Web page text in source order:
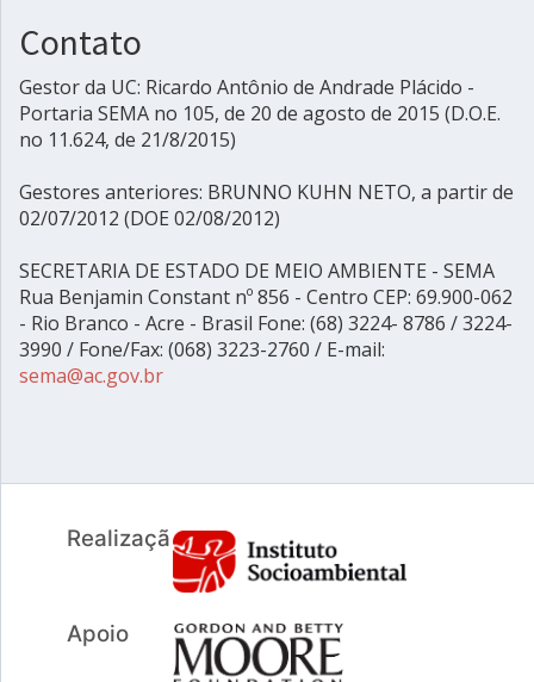
Contato
Gestor da UC: Ricardo Antônio de Andrade Plácido -
Portaria SEMA no 105, de 20 de agosto de 2015 (D.O.E.
no 11.624, de 21/8/2015)
Gestores anteriores: BRUNNO KUHN NETO, a partir de
02/07/2012 (DOE 02/08/2012)
SECRETARIA DE ESTADO DE MEIO AMBIENTE - SEMA
Rua Benjamin Constant nº 856 - Centro CEP: 69.900-062
- Rio Branco - Acre - Brasil Fone: (68) 3224- 8786 / 3224-
3990 / Fone/Fax: (068) 3223-2760 / E-mail:
sema@ac.gov.br